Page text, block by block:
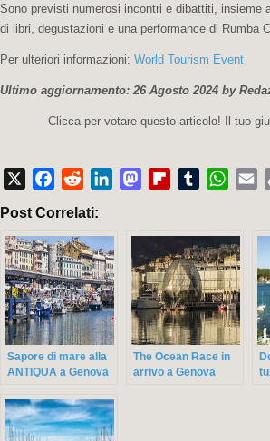
Sono previsti numerosi incontri e dibattiti, insieme
di libri, degustazioni e una performance di Rumba
Per ulteriori informazioni: World Tourism Event
Ultimo aggiornamento: 26 Agosto 2024 by
Clicca per votare questo articolo! Il tuo
Post Correlati:
Sapore di mare alla
ANTIQUA a Genova
The Ocean Race in
arrivo a Genova